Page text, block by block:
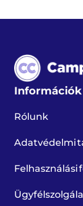
Információk
Rólunk
Adatvédelmi
Felhasználási